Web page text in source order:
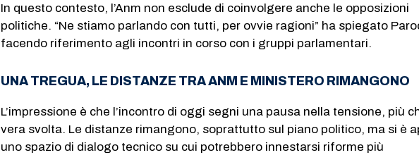
In questo contesto, l’Anm non esclude di coinvolgere anche le opposizioni
politiche. “Ne stiamo parlando con tutti, per ovvie ragioni” ha spiegato
facendo riferimento agli incontri in corso con i gruppi parlamentari.
UNA TREGUA, LE DISTANZE TRA ANM E MINISTERO RIMANGONO
L’impressione è che l’incontro di oggi segni una pausa nella tensione, più
vera svolta. Le distanze rimangono, soprattutto sul piano politico, ma si è
uno spazio di dialogo tecnico su cui potrebbero innestarsi riforme più